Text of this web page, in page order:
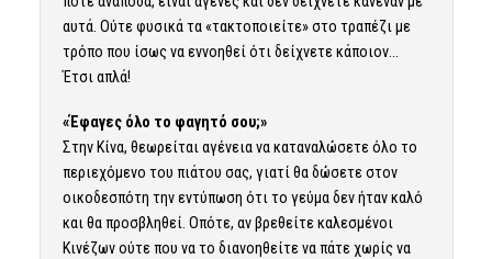
αυτά. Ούτε φυσικά τα «τακτοποιείτε» στο τραπέζι με
τρόπο που ίσως να εννοηθεί ότι δείχνετε κάποιον…
Έτσι απλά!
«Έφαγες όλο το φαγητό σου;»
Στην Κίνα, θεωρείται αγένεια να καταναλώσετε όλο το
περιεχόμενο του πιάτου σας, γιατί θα δώσετε στον
οικοδεσπότη την εντύπωση ότι το γεύμα δεν ήταν καλό
και θα προσβληθεί. Οπότε, αν βρεθείτε καλεσμένοι
Κινέζων ούτε που να το διανοηθείτε να πάτε χωρίς να